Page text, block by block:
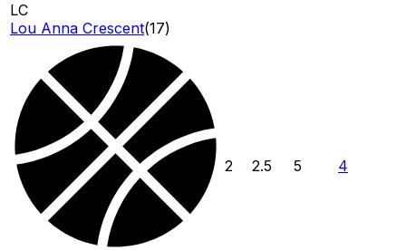
LC
Lou Anna Crescent(17)
2 2.5 5 4